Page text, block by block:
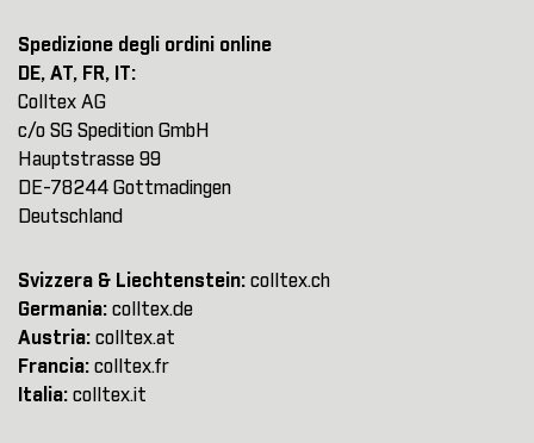
Spedizione degli ordini online
DE, AT, FR, IT:
Colltex AG
c/o SG Spedition GmbH
Hauptstrasse 99
DE-78244 Gottmadingen
Deutschland
Svizzera & Liechtenstein: colltex.ch
Germania: colltex.de
Austria: colltex.at
Francia: colltex.fr
Italia: colltex.it